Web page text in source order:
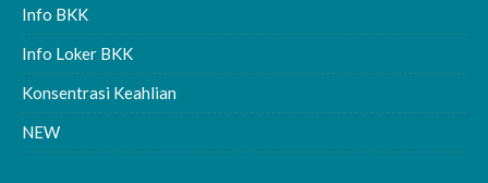
Info BKK
Info Loker BKK
Konsentrasi Keahlian
NEW